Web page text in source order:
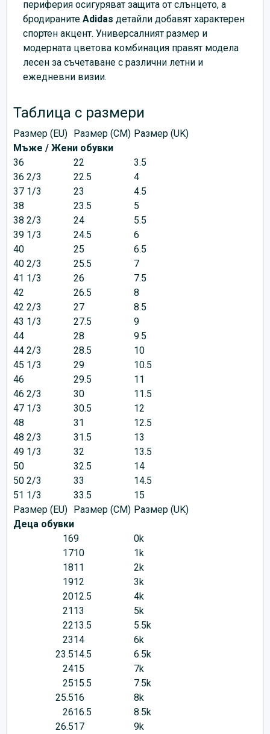
периферия осигуряват защита от слънцето, а
бродираните Adidas детайли добавят характерен
спортен акцент. Универсалният размер и
модерната цветова комбинация правят модела
лесен за съчетаване с различни летни и
ежедневни визии.
Таблица с размери
Размер (EU) Размер (CM) Размер (UK)
Мъже / Жени обувки
36
22
3.5
36 2/3
22.5
4
37 1/3
23
4.5
38
23.5
5
38 2/3
24
5.5
39 1/3
24.5
6
40
25
6.5
40 2/3
25.5
7
41 1/3
26
7.5
42
26.5
8
42 2/3
27
8.5
43 1/3
27.5
9
44
28
9.5
44 2/3
28.5
10
45 1/3
29
10.5
46
29.5
11
46 2/3
30
11.5
47 1/3
30.5
12
48
31
12.5
48 2/3
31.5
13
49 1/3
32
13.5
50
32.5
14
50 2/3
33
14.5
51 1/3
33.5
15
Размер (EU) Размер (CM) Размер (UK)
Деца обувки
169
0k
1710
1k
1811
2k
1912
3k
2012.5
4k
2113
5k
2213.5
5.5k
2314
6k
23.514.5
6.5k
2415
7k
2515.5
7.5k
25.516
8k
2616.5
8.5k
26.517
9k